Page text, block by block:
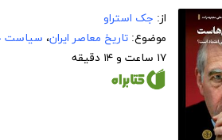
از: جک استراو
موضوع: تاریخ معاصر ایران، سیاست
۱۷ ساعت و ۱۴ دقیقه